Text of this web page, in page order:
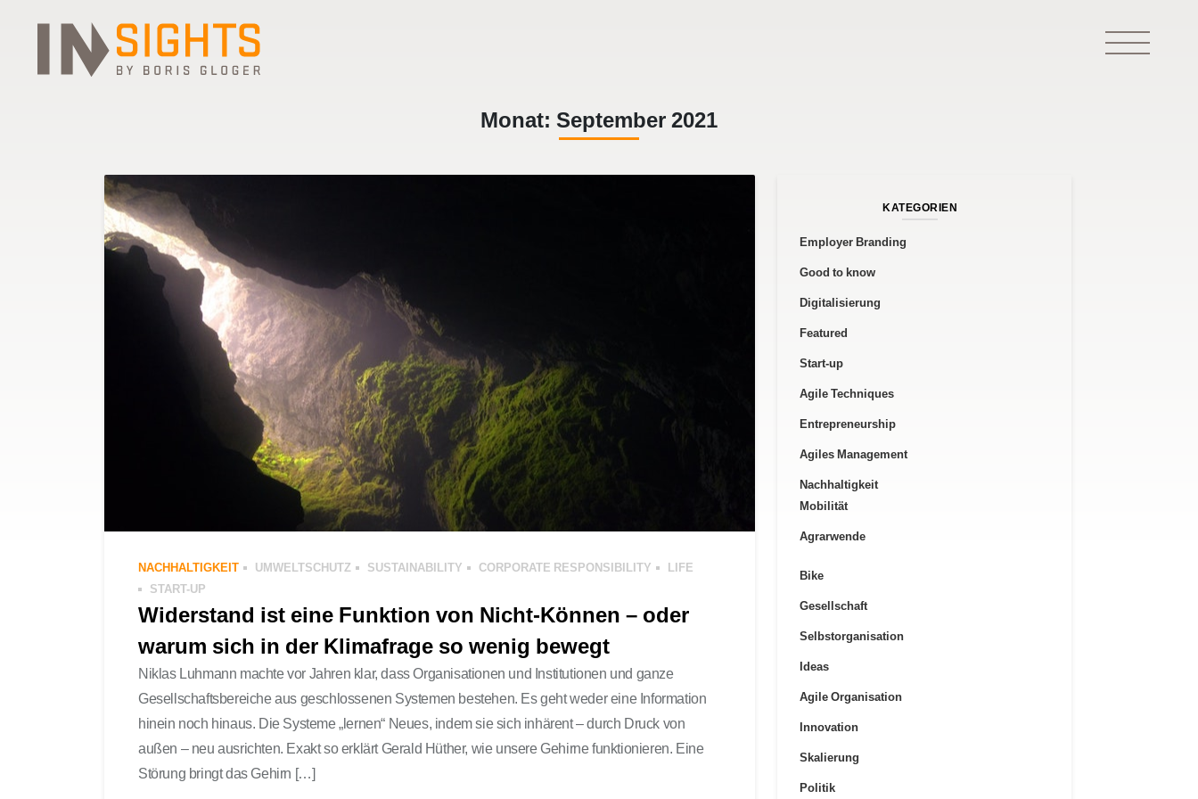
Monat: September 2021
NACHHALTIGKEIT UMWELTSCHUTZ SUSTAINABILITY CORPORATE RESPONSIBILITY
LIFE
START-UP
Widerstand ist eine Funktion von Nicht-Können – oder
warum sich in der Klimafrage so wenig bewegt
Niklas Luhmann machte vor Jahren klar, dass Organisationen und Institutionen und ganze
Gesellschaftsbereiche aus geschlossenen Systemen bestehen. Es geht weder eine Information
hinein noch hinaus. Die Systeme „lernen“ Neues, indem sie sich inhärent – durch Druck von
außen – neu ausrichten. Exakt so erklärt Gerald Hüther, wie unsere Gehirne funktionieren. Eine
Störung bringt das Gehirn […]
KATEGORIEN
Employer Branding
Good to know
Digitalisierung
Featured
Start-up
Agile Techniques
Entrepreneurship
Agiles Management
Nachhaltigkeit
Mobilität
Agrarwende
Bike
Gesellschaft
Selbstorganisation
Ideas
Agile Organisation
Innovation
Skalierung
Politik